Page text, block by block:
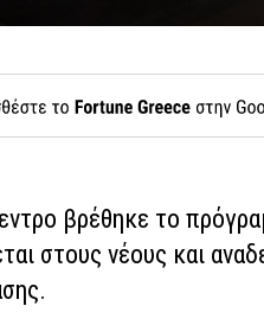
βρέθηκε το
στους νέους και